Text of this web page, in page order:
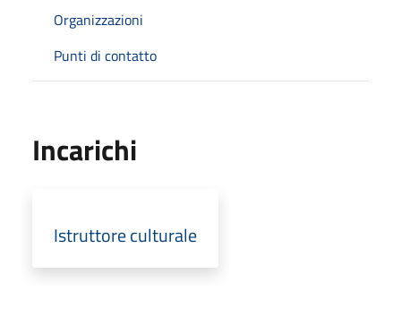
Organizzazioni
Punti di contatto
Incarichi
Istruttore culturale